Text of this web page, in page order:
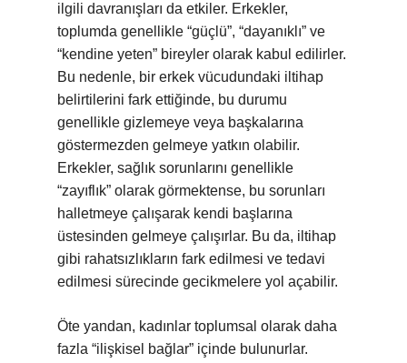
ilgili davranışları da etkiler. Erkekler,
toplumda genellikle “güçlü”, “dayanıklı” ve
“kendine yeten” bireyler olarak kabul edilirler.
Bu nedenle, bir erkek vücudundaki iltihap
belirtilerini fark ettiğinde, bu durumu
genellikle gizlemeye veya başkalarına
göstermezden gelmeye yatkın olabilir.
Erkekler, sağlık sorunlarını genellikle
“zayıflık” olarak görmektense, bu sorunları
halletmeye çalışarak kendi başlarına
üstesinden gelmeye çalışırlar. Bu da, iltihap
gibi rahatsızlıkların fark edilmesi ve tedavi
edilmesi sürecinde gecikmelere yol açabilir.
Öte yandan, kadınlar toplumsal olarak daha
fazla “ilişkisel bağlar” içinde bulunurlar.